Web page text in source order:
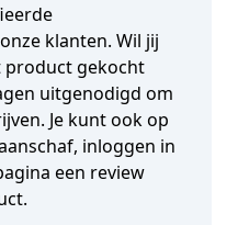
klanten. Wil jij
product gekocht
uitgenodigd om
Je kunt ook op
inloggen in
een review